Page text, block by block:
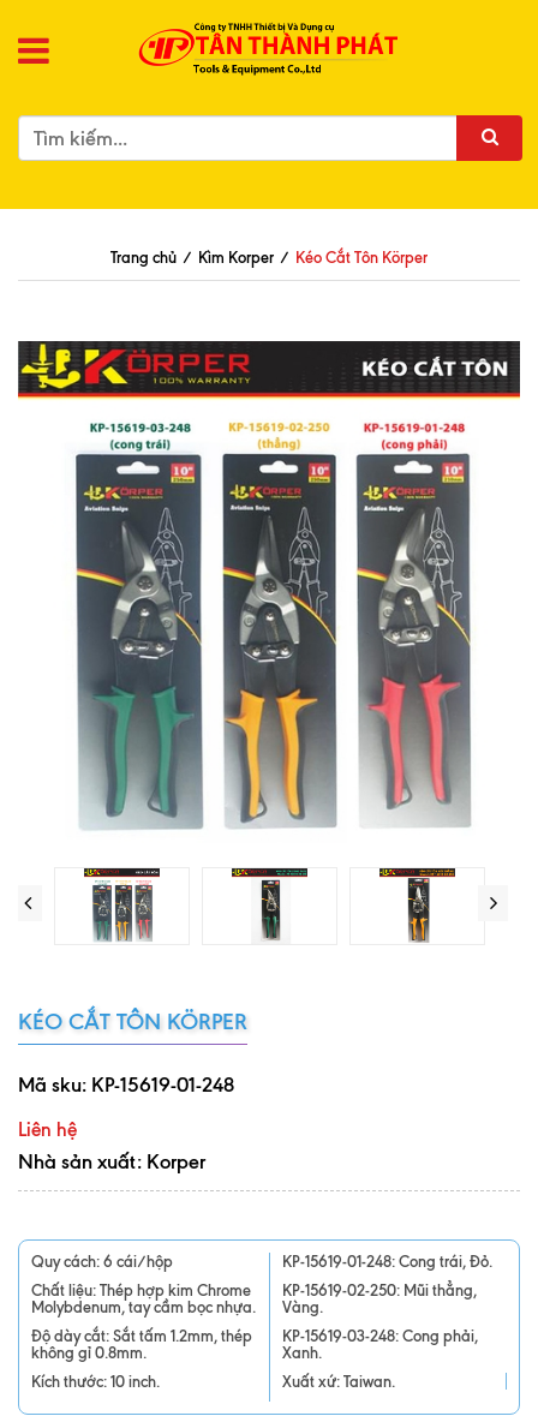
Trang chủ / Kìm Korper / Kéo Cắt Tôn Körper
KÉO CẮT TÔN KÖRPER
Mã sku: KP-15619-01-248
Liên hệ
Nhà sản xuất: Korper
Quy cách: 6 cái/hộp
Chất liệu: Thép hợp kim Chrome
Molybdenum, tay cầm bọc nhựa.
Độ dày cắt: Sắt tấm 1.2mm, thép
không gỉ 0.8mm.
Kích thước: 10 inch.
KP-15619-01-248: Cong trái, Đỏ.
KP-15619-02-250: Mũi thẳng,
Vàng.
KP-15619-03-248: Cong phải,
Xanh.
Xuất xứ: Taiwan.